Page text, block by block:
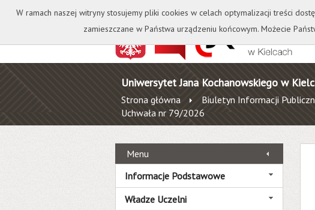
Kontakt Biblioteka
Uniwersytet Jana Kochanowskiego w
Strona główna Biuletyn Informacji
Uchwała nr 79/2026
Menu
Informacje Podstawowe
Władze Uczelni
W ramach naszej witryny stosujemy pliki cookies w celach optymalizacji treści
zamieszczane w Państwa urządzeniu końcowym. Możecie